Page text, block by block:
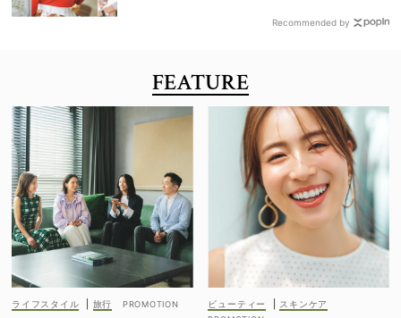
Recommended by
FEATURE
ライフスタイル
旅行
ビューティー スキンケア